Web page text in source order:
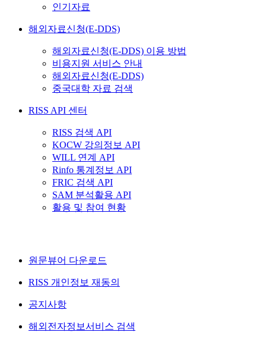
인기자료
해외자료신청(E-DDS)
해외자료신청(E-DDS) 이용 방법
비용지원 서비스 안내
해외자료신청(E-DDS)
중국대학 자료 검색
RISS API 센터
RISS 검색 API
KOCW 강의정보 API
WILL 연계 API
Rinfo 통계정보 API
FRIC 검색 API
SAM 분석활용 API
활용 및 참여 현황
원문뷰어 다운로드
RISS 개인정보 재동의
공지사항
해외전자정보서비스 검색